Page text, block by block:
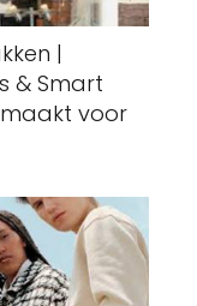
|
& Smart
voor